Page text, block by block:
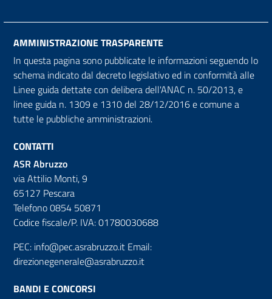
AMMINISTRAZIONE TRASPARENTE
In questa pagina sono pubblicate le informazioni seguendo lo
schema indicato dal decreto legislativo ed in conformità alle
Linee guida dettate con delibera dell'ANAC n. 50/2013, e
linee guida n. 1309 e 1310 del 28/12/2016 e comune a
tutte le pubbliche amministrazioni.
CONTATTI
ASR Abruzzo
via Attilio Monti, 9
65127 Pescara
Telefono 0854 50871
Codice fiscale/P. IVA: 01780030688
PEC: info@pec.asrabruzzo.it Email:
direzionegenerale@asrabruzzo.it
BANDI E CONCORSI